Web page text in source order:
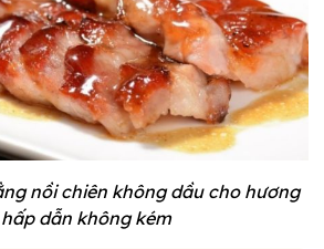
nồi chiên không dầu cho hương
dẫn không kém